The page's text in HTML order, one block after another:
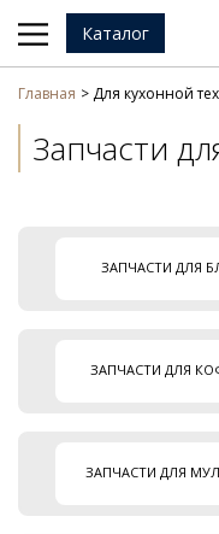
Каталог
Главная Для кухонной
Запчасти
ЗАПЧАСТИ ДЛЯ
ЗАПЧАСТИ ДЛЯ
ЗАПЧАСТИ ДЛЯ